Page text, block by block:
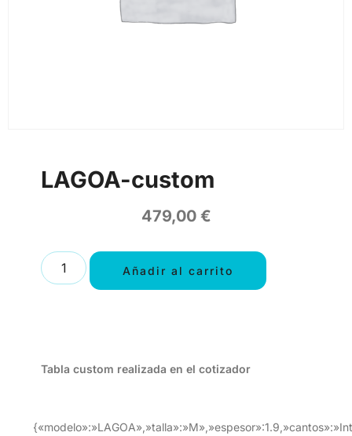
LAGOA-custom
479,00 €
Añadir al carrito
Tabla custom realizada en el cotizador